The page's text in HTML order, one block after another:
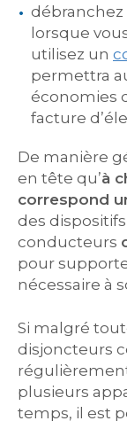
débranchez
lorsque
utilisez un
permettra
économies
facture
De manière
en tête qu’à
correspond
des
conducteurs
pour
nécessaire à
Si malgré
disjoncteurs
plusieurs
temps, il est